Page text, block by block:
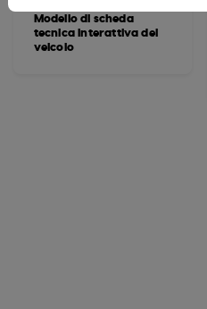
Modello di scheda
tecnica interattiva del
veicolo